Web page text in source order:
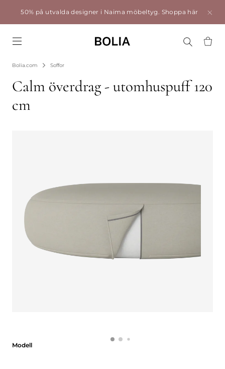
50% på utvalda designer i Naima möbeltyg. Shoppa här
Bolia.com Soffor
Calm överdrag - utomhuspuff 120
cm
Modell